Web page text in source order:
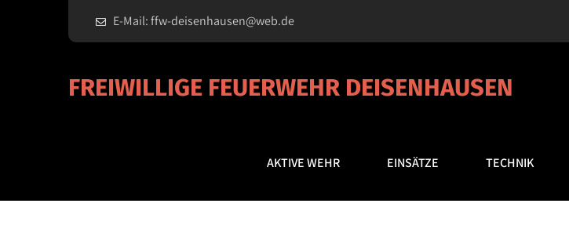
E-Mail: ffw-deisenhausen@web.de
FREIWILLIGE FEUERWEHR DEISENHAUSEN
AKTIVE WEHR EINSÄTZE TECHNIK